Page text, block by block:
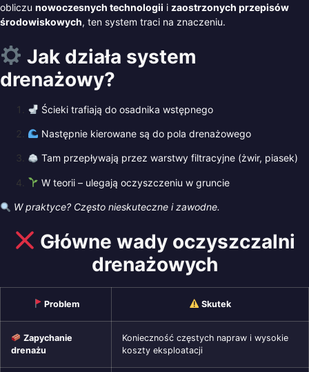
obliczu nowoczesnych technologii i zaostrzonych przepisów
środowiskowych, ten system traci na znaczeniu.
Jak działa system
drenażowy?
Ścieki trafiają do osadnika wstępnego
Następnie kierowane są do pola drenażowego
Tam przepływają przez warstwy filtracyjne (żwir, piasek)
W teorii – ulegają oczyszczeniu w gruncie
W praktyce? Często nieskuteczne i zawodne.
Główne wady oczyszczalni
drenażowych
Problem Skutek
Zapychanie
drenażu
Konieczność częstych napraw i wysokie
koszty eksploatacji